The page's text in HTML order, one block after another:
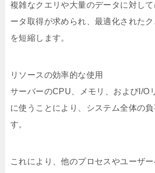
複雑なクエリや大量のデータに対し
ータ取得が求められ、最適化された
を短縮します。
リソースの効率的な使用
サーバーのCPU、メモリ、およびI/O
に使うことにより、システム全体の負
す。
これにより、他のプロセスやユーザ